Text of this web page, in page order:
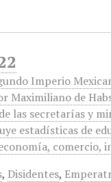
Imperio
Maximiliano de
las secretarías y
estadísticas de
comercio,
, Disidentes,